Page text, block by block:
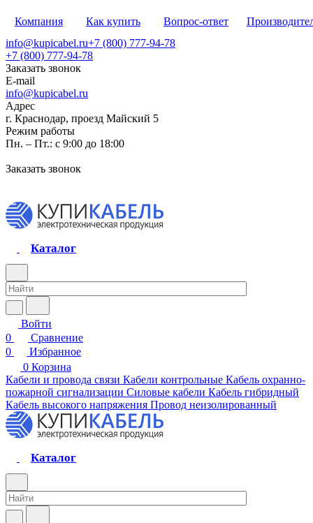
Компания Как купить Вопрос-ответ
info@kupicabel.ru+7 (800) 777-94-78
+7 (800) 777-94-78
Заказать звонок
E-mail
info@kupicabel.ru
Адрес
г. Краснодар, проезд Майский 5
Режим работы
Пн. – Пт.: с 9:00 до 18:00
Заказать звонок
Каталог
Войти
0
Сравнение
0
Избранное
0 Корзина
Кабели и провода связи Кабели контрольные Кабель охранно-
пожарной сигнализации Силовые кабели Кабель гибридный
Кабель высокого напряжения Провод неизолированный
Каталог